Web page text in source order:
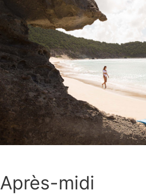
Après-midi